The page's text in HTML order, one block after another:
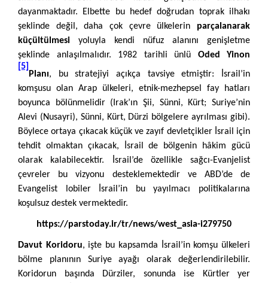
dayanmaktadır. Elbette bu hedef doğrudan toprak ilhakı
şeklinde değil, daha çok çevre ülkelerin parçalanarak
küçültülmesi yoluyla kendi nüfuz alanını genişletme
şeklinde anlaşılmalıdır. 1982 tarihli ünlü Oded Yinon
[5]
Planı, bu stratejiyi açıkça tavsiye etmiştir: İsrail’in
komşusu olan Arap ülkeleri, etnik-mezhepsel fay hatları
boyunca bölünmelidir (Irak’ın Şii, Sünni, Kürt; Suriye’nin
Alevi (Nusayri), Sünni, Kürt, Dürzi bölgelere ayrılması gibi).
Böylece ortaya çıkacak küçük ve zayıf devletçikler İsrail için
tehdit olmaktan çıkacak, İsrail de bölgenin hâkim gücü
olarak kalabilecektir. İsrail’de özellikle sağcı-Evanjelist
çevreler bu vizyonu desteklemektedir ve ABD’de de
Evangelist lobiler İsrail’in bu yayılmacı politikalarına
koşulsuz destek vermektedir.
https://parstoday.ir/tr/news/west_asia-i279750
Davut Koridoru, işte bu kapsamda İsrail’in komşu ülkeleri
bölme planının Suriye ayağı olarak değerlendirilebilir.
Koridorun başında Dürziler, sonunda ise Kürtler yer